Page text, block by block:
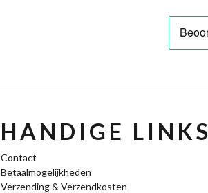
HANDIGE LINKS
Contact
Betaalmogelijkheden
Verzending & Verzendkosten